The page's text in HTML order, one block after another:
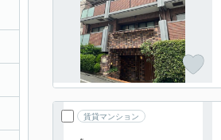
賃貸マンション